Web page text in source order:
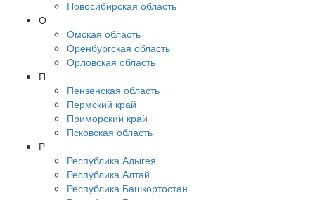
Новосибирская область
О
Омская область
Оренбургская область
Орловская область
П
Пензенская область
Пермский край
Приморский край
Псковская область
Р
Республика Адыгея
Республика Алтай
Республика Башкортостан